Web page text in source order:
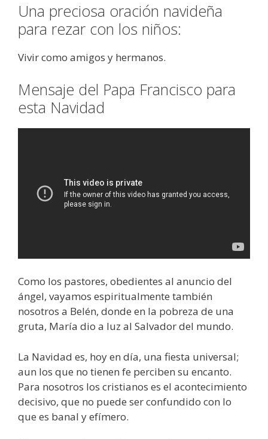
Una preciosa oración navideña
para rezar con los niños:
Vivir como amigos y hermanos.
Mensaje del Papa Francisco para
esta Navidad
Como los pastores, obedientes al anuncio del
ángel, vayamos espiritualmente también
nosotros a Belén, donde en la pobreza de una
gruta, María dio a luz al Salvador del mundo.
La Navidad es, hoy en día, una fiesta universal;
aun los que no tienen fe perciben su encanto.
Para nosotros los cristianos es el acontecimiento
decisivo, que no puede ser confundido con lo
que es banal y efímero.